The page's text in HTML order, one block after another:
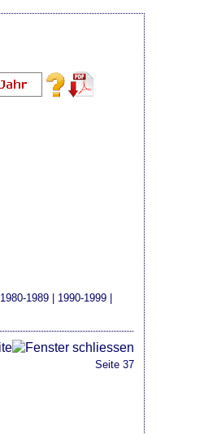
1980-1989 1990-1999
Seite 37